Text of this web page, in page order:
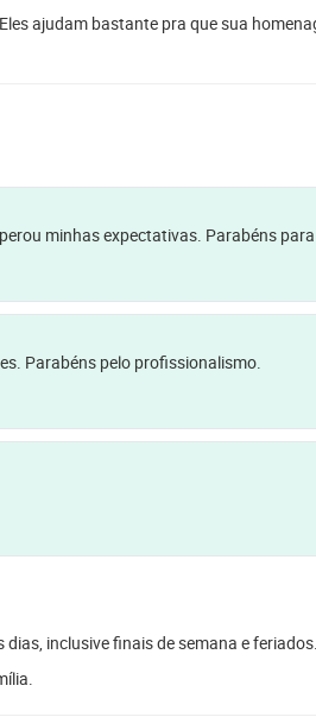
ajudam bastante pra que sua
minhas expectativas. Parabéns
Parabéns pelo profissionalismo.
inclusive finais de semana e feriados.